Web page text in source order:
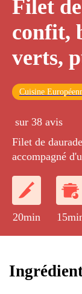
Filet
confit,
verts,
Cuisine
sur 38 avis
Filet de
accompagné
20min